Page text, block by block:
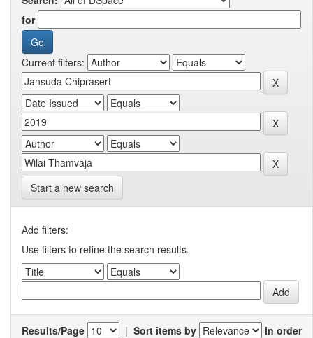
for
Current filters:
Start a new search
Add filters:
Use filters to refine the search results.
Results/Page | Sort items by
In order